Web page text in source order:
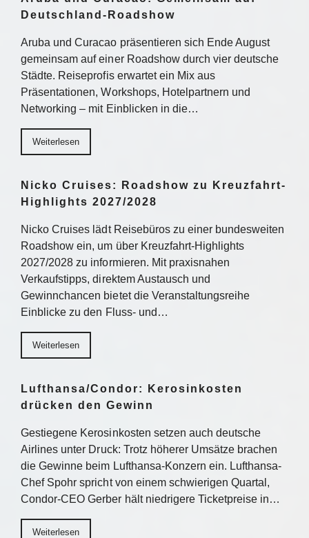
Deutschland-Roadshow
Aruba und Curacao präsentieren sich Ende August
gemeinsam auf einer Roadshow durch vier deutsche
Städte. Reiseprofis erwartet ein Mix aus
Präsentationen, Workshops, Hotelpartnern und
Networking – mit Einblicken in die…
Weiterlesen
Nicko Cruises: Roadshow zu Kreuzfahrt-
Highlights 2027/2028
Nicko Cruises lädt Reisebüros zu einer bundesweiten
Roadshow ein, um über Kreuzfahrt-Highlights
2027/2028 zu informieren. Mit praxisnahen
Verkaufstipps, direktem Austausch und
Gewinnchancen bietet die Veranstaltungsreihe
Einblicke zu den Fluss- und…
Weiterlesen
Lufthansa/Condor: Kerosinkosten
drücken den Gewinn
Gestiegene Kerosinkosten setzen auch deutsche
Airlines unter Druck: Trotz höherer Umsätze brachen
die Gewinne beim Lufthansa-Konzern ein. Lufthansa-
Chef Spohr spricht von einem schwierigen Quartal,
Condor-CEO Gerber hält niedrigere Ticketpreise in…
Weiterlesen